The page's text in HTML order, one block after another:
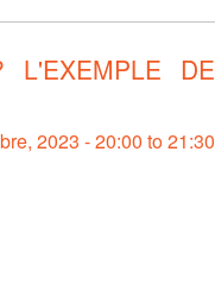
L'EXEMPLE DE
2023 -20:00 to21:30